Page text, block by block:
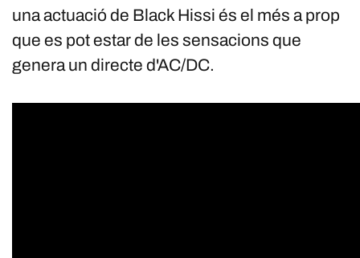
una actuació de Black Hissi és el més a prop
que es pot estar de les sensacions que
genera un directe d'AC/DC.